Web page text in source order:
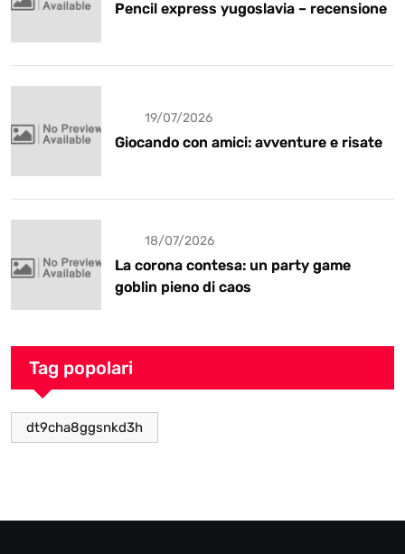
Pencil express yugoslavia – recensione
19/07/2026
Giocando con amici: avventure e risate
18/07/2026
La corona contesa: un party game
goblin pieno di caos
Tag popolari
dt9cha8ggsnkd3h